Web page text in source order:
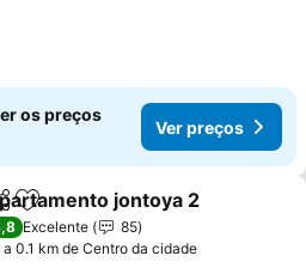
os preços
Ver preços
Adicionar aos favoritos
jontoya 2
Excelente
85
a 0.1 km de Centro da cidade